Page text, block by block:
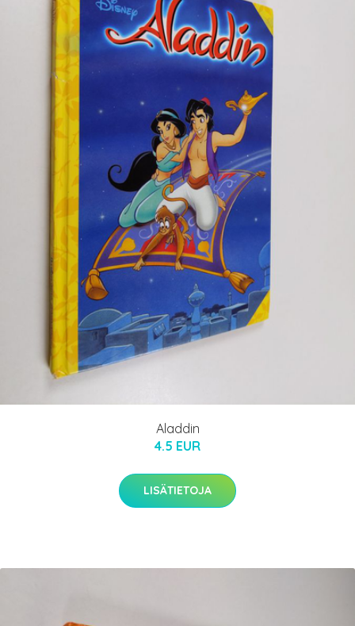
Aladdin
4.5 EUR
LISÄTIETOJA